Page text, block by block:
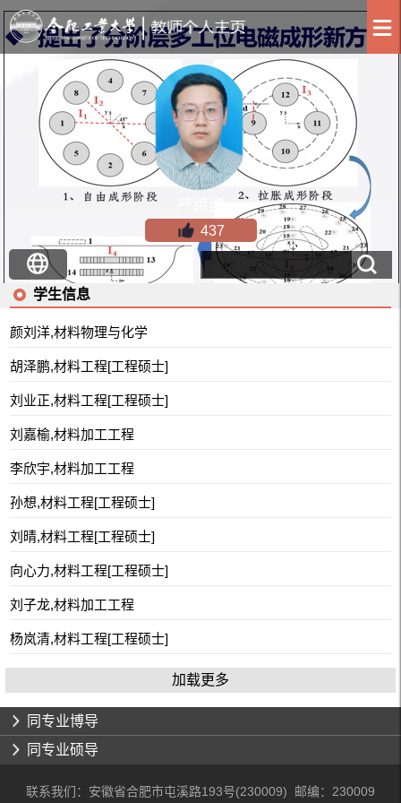
437
学生信息
颜刘洋,材料物理与化学
胡泽鹏,材料工程[工程硕士]
刘业正,材料工程[工程硕士]
刘嘉榆,材料加工工程
李欣宇,材料加工工程
孙想,材料工程[工程硕士]
刘晴,材料工程[工程硕士]
向心力,材料工程[工程硕士]
刘子龙,材料加工工程
杨岚清,材料工程[工程硕士]
加载更多
同专业博导
同专业硕导
联系我们：安徽省合肥市屯溪路193号(230009) 邮编：230009